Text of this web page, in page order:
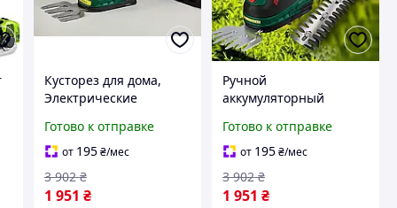
Кусторез для дома,
Электрические
растений садовые (2в1,
Германия), AVI
Готово к отправке
от 195 ₴/мес
1 951 ₴
3 902 ₴
Ручной
аккумуляторный
Электрические
ножницы для обрезки
растений садовые (2в1,
Германия), OLN
Готово к отправке
от 195₴/мес
1 951 ₴
3 902 ₴